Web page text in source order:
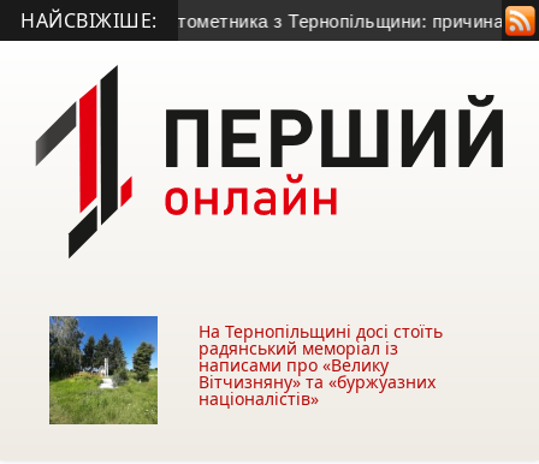
НАЙСВІЖІШЕ:
гранатометника з Тернопільщини: причина смерті –
На Тернопільщині досі стоїть
радянський меморіал із
написами про «Велику
Вітчизняну» та «буржуазних
націоналістів»